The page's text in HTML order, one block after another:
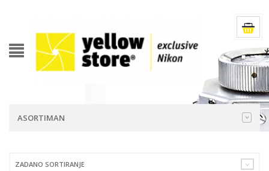
ASORTIMAN
ZADANO SORTIRANJE